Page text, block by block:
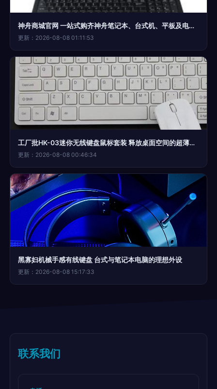
神舟商城官网 一站式购齐神舟笔记本、台式机、平板及电脑外设
更新：2026-08-08 01:11:53
工厂批HK-03迷你无线键盘鼠标套装 释放桌面空间的超薄便携之选
更新：2026-08-08 00:46:34
黑寡妇机械手感有线键盘 台式与笔记本电脑的理想外设
更新：2026-08-08 15:17:33
联系我们